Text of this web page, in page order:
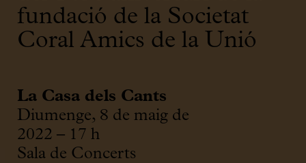
fundació de la Societat
Coral Amics de la Unió
La Casa dels Cants
Diumenge, 8 de maig de
2022 – 17 h
Sala de Concerts